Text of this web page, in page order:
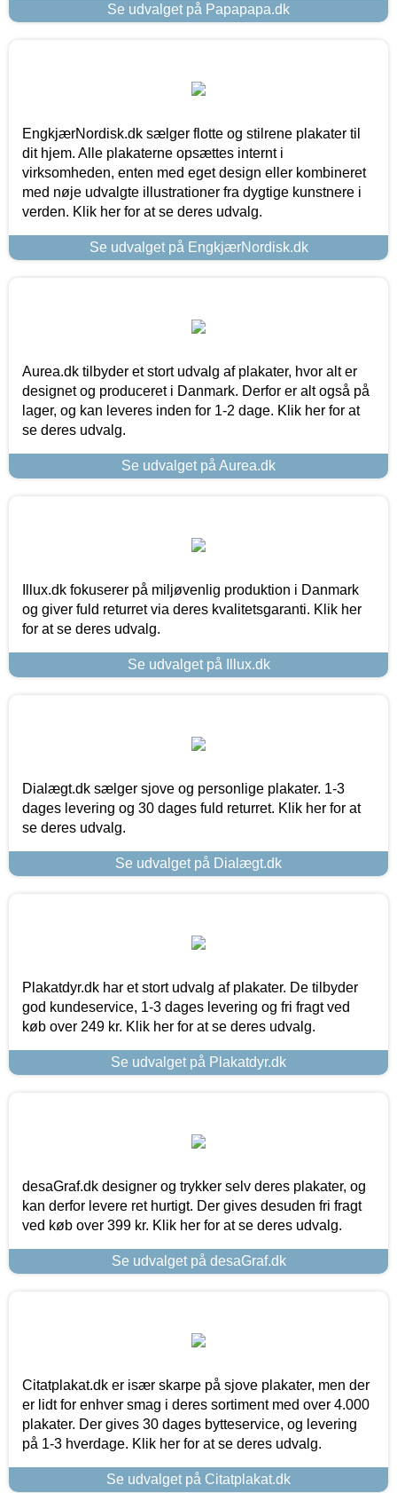
Se udvalget på Papapapa.dk
EngkjærNordisk.dk sælger flotte og stilrene plakater til
dit hjem. Alle plakaterne opsættes internt i
virksomheden, enten med eget design eller kombineret
med nøje udvalgte illustrationer fra dygtige kunstnere i
verden. Klik her for at se deres udvalg.
Se udvalget på EngkjærNordisk.dk
Aurea.dk tilbyder et stort udvalg af plakater, hvor alt er
designet og produceret i Danmark. Derfor er alt også på
lager, og kan leveres inden for 1-2 dage. Klik her for at
se deres udvalg.
Se udvalget på Aurea.dk
Illux.dk fokuserer på miljøvenlig produktion i Danmark
og giver fuld returret via deres kvalitetsgaranti. Klik her
for at se deres udvalg.
Se udvalget på Illux.dk
Dialægt.dk sælger sjove og personlige plakater. 1-3
dages levering og 30 dages fuld returret. Klik her for at
se deres udvalg.
Se udvalget på Dialægt.dk
Plakatdyr.dk har et stort udvalg af plakater. De tilbyder
god kundeservice, 1-3 dages levering og fri fragt ved
køb over 249 kr. Klik her for at se deres udvalg.
Se udvalget på Plakatdyr.dk
desaGraf.dk designer og trykker selv deres plakater, og
kan derfor levere ret hurtigt. Der gives desuden fri fragt
ved køb over 399 kr. Klik her for at se deres udvalg.
Se udvalget på desaGraf.dk
Citatplakat.dk er især skarpe på sjove plakater, men der
er lidt for enhver smag i deres sortiment med over 4.000
plakater. Der gives 30 dages bytteservice, og levering
på 1-3 hverdage. Klik her for at se deres udvalg.
Se udvalget på Citatplakat.dk